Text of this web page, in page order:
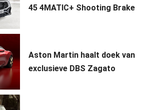
45 4MATIC+ Shooting Brake
Aston Martin haalt doek van
exclusieve DBS Zagato